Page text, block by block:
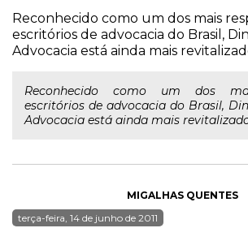
Reconhecido como um dos mais
escritórios de advocacia do Brasil,
Advocacia está ainda mais
Reconhecido como um dos
escritórios de advocacia do Brasil,
Advocacia está ainda mais
MIGALHAS QUENTES
terça-feira, 14 de junho de 2011